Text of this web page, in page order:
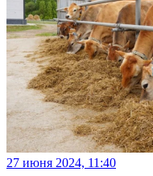
27 июня 2024, 11:40